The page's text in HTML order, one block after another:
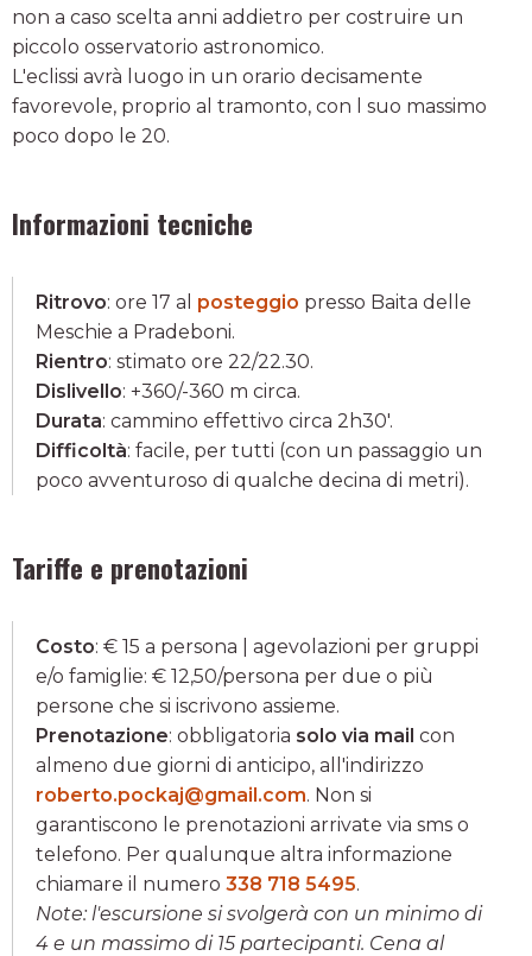
non a caso scelta anni addietro per costruire un
piccolo osservatorio astronomico.
L'eclissi avrà luogo in un orario decisamente
favorevole, proprio al tramonto, con l suo massimo
poco dopo le 20.
Informazioni tecniche
Ritrovo: ore 17 al posteggio presso Baita delle
Meschie a Pradeboni.
Rientro: stimato ore 22/22.30.
Dislivello: +360/-360 m circa.
Durata: cammino effettivo circa 2h30'.
Difficoltà: facile, per tutti (con un passaggio un
poco avventuroso di qualche decina di metri).
Tariffe e prenotazioni
Costo: € 15 a persona | agevolazioni per gruppi
e/o famiglie: € 12,50/persona per due o più
persone che si iscrivono assieme.
Prenotazione: obbligatoria solo via mail con
almeno due giorni di anticipo, all'indirizzo
roberto.pockaj@gmail.com. Non si
garantiscono le prenotazioni arrivate via sms o
telefono. Per qualunque altra informazione
chiamare il numero 338 718 5495.
Note: l'escursione si svolgerà con un minimo di
4 e un massimo di 15 partecipanti. Cena al